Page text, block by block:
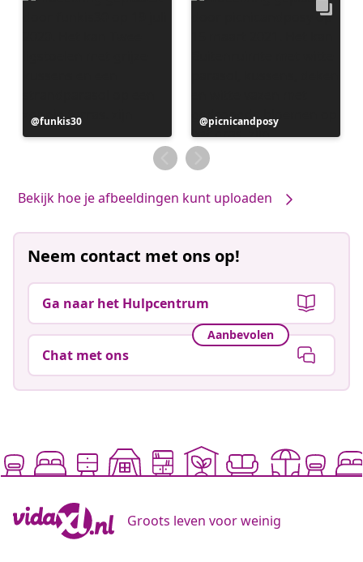
Bericht
gepubliceerd
funkis30
Bericht
gepubliceerd
door
picnicandposy
Bekijk hoe je afbeeldingen kunt uploaden
Neem contact met ons op!
Ga naar het Hulpcentrum
Aanbevolen
Chat met ons
Groots leven voor weinig